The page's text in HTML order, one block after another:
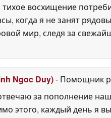
восхищение
когда я не занят
мир, следя за
Ngoc Duy)- Помощник
за пополнение
этого, каждый день я